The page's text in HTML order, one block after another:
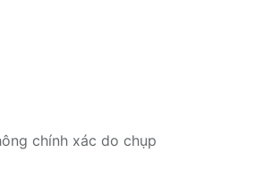
chính xác do chụp